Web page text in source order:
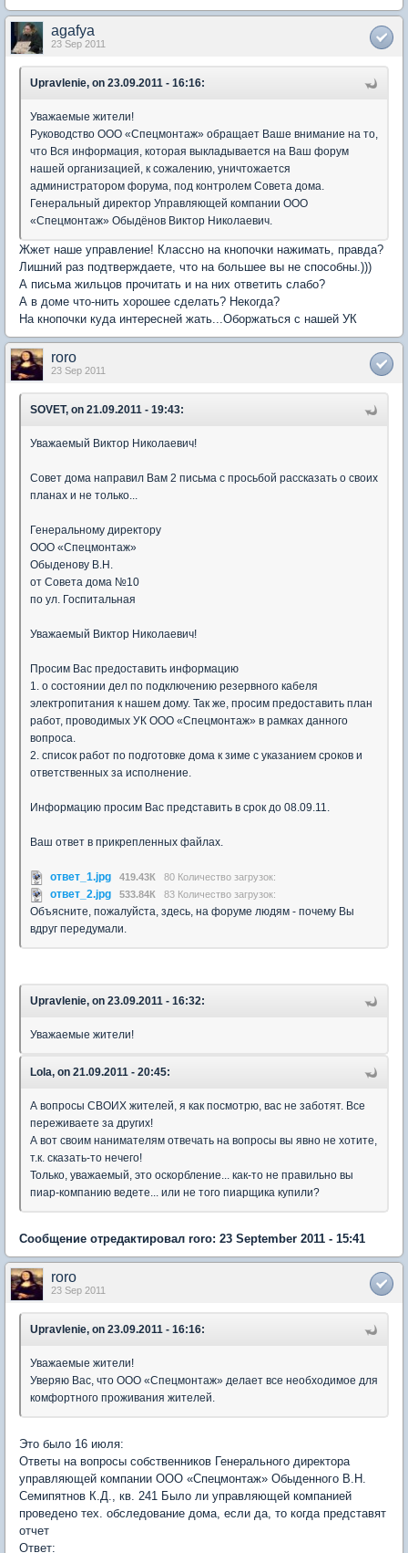
agafya
23 Sep 2011
Upravlenie, on 23.09.2011 - 16:16:
Уважаемые жители!
Руководство ООО «Спецмонтаж» обращает Ваше внимание на то,
что Вся информация, которая выкладывается на Ваш форум
нашей организацией, к сожалению, уничтожается
администратором форума, под контролем Совета дома.
Генеральный директор Управляющей компании ООО
«Спецмонтаж» Обыдёнов Виктор Николаевич.
Жжет наше управление! Классно на кнопочки нажимать, правда?
Лишний раз подтверждаете, что на большее вы не способны.)))
А письма жильцов прочитать и на них ответить слабо?
А в доме что-нить хорошее сделать? Некогда?
На кнопочки куда интересней жать...Оборжаться с нашей УК
roro
23 Sep 2011
SOVET, on 21.09.2011 - 19:43:
Уважаемый Виктор Николаевич!
Совет дома направил Вам 2 письма с просьбой рассказать о своих
планах и не только...
Генеральному директору
ООО «Спецмонтаж»
Обыденову В.Н.
от Совета дома №10
по ул. Госпитальная
Уважаемый Виктор Николаевич!
Просим Вас предоставить информацию
1. о состоянии дел по подключению резервного кабеля
электропитания к нашем дому. Так же, просим предоставить план
работ, проводимых УК ООО «Спецмонтаж» в рамках данного
вопроса.
2. список работ по подготовке дома к зиме с указанием сроков и
ответственных за исполнение.
Информацию просим Вас представить в срок до 08.09.11.
Ваш ответ в прикрепленных файлах.
ответ_1.jpg 419.43К 80 Количество загрузок:
ответ_2.jpg 533.84К 83 Количество загрузок:
Объясните, пожалуйста, здесь, на форуме людям - почему Вы
вдруг передумали.
Upravlenie, on 23.09.2011 - 16:32:
Уважаемые жители!
Lola, on 21.09.2011 - 20:45:
А вопросы СВОИХ жителей, я как посмотрю, вас не заботят. Все
переживаете за других!
А вот своим нанимателям отвечать на вопросы вы явно не хотите,
т.к. сказать-то нечего!
Только, уважаемый, это оскорбление... как-то не правильно вы
пиар-компанию ведете... или не того пиарщика купили?
Сообщение отредактировал roro: 23 September 2011 - 15:41
roro
23 Sep 2011
Upravlenie, on 23.09.2011 - 16:16:
Уважаемые жители!
Уверяю Вас, что ООО «Спецмонтаж» делает все необходимое для
комфортного проживания жителей.
Это было 16 июля:
Ответы на вопросы собственников Генерального директора
управляющей компании ООО «Спецмонтаж» Обыденного В.Н.
Семипятнов К.Д., кв. 241 Было ли управляющей компанией
проведено тех. обследование дома, если да, то когда представят
отчет
Ответ: